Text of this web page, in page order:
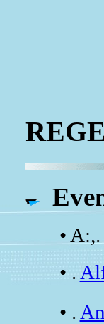
• A:,.
• .
• .